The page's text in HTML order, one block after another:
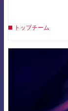
トップチーム